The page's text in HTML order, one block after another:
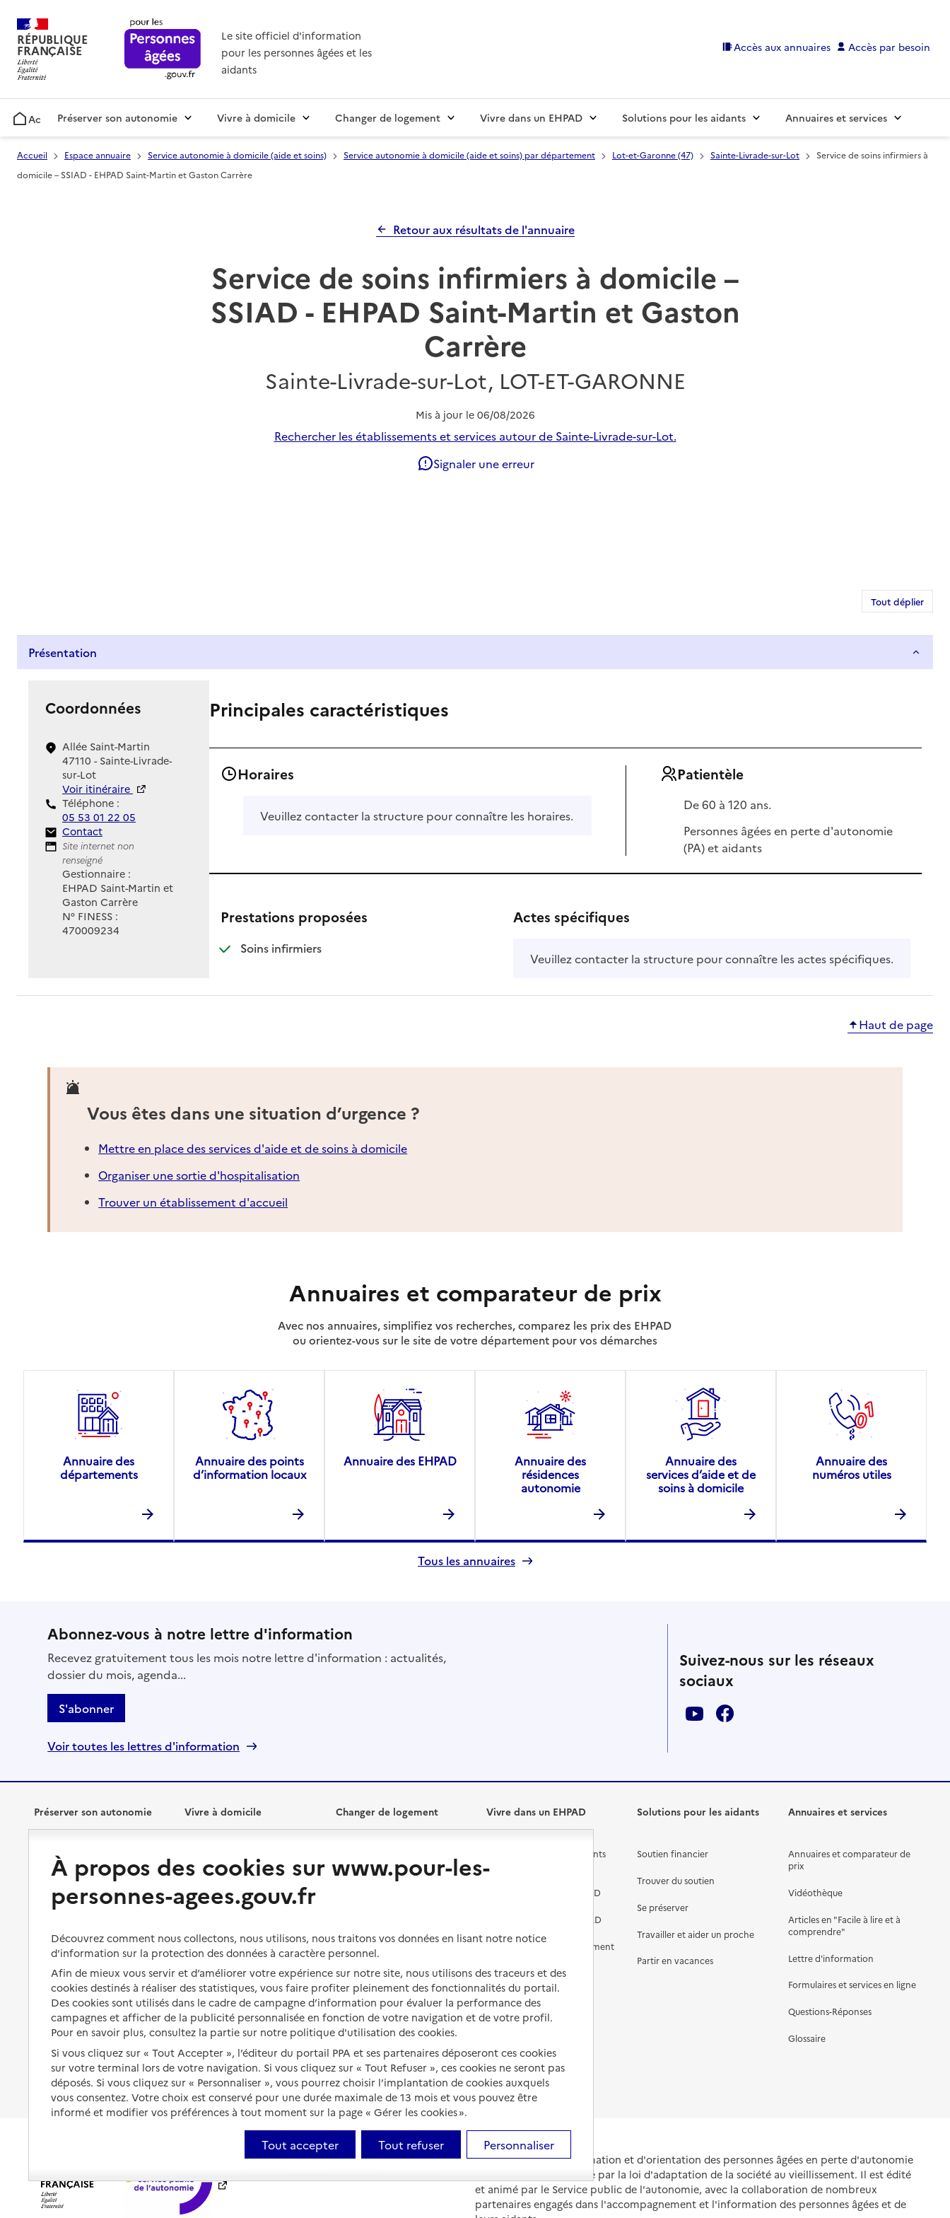
RÉPUBLIQUE
FRANÇAISE
Le site officiel d'information
pour les personnes âgées et les
aidants
Accès aux annuaires Accès par besoin
AccueilPréserver son autonomie Vivre à domicile Changer de logement Vivre dans un EHPAD Solutions pour les aidants Annuaires et services
Accueil Espace annuaire Service autonomie à domicile (aide et soins) Service autonomie à domicile (aide et soins) par département Lot-et-Garonne (47) Sainte-Livrade-sur-Lot
Service de soins infirmiers à
domicile – SSIAD - EHPAD Saint-Martin et Gaston Carrère
Retour aux résultats de l'annuaire
Service de soins infirmiers à domicile –
SSIAD - EHPAD Saint-Martin et Gaston
Carrère
Sainte-Livrade-sur-Lot, LOT-ET-GARONNE
Mis à jour le 06/08/2026
Rechercher les établissements et services autour de Sainte-Livrade-sur-Lot.
Signaler une erreur
Tout déplier
Présentation
Coordonnées
Allée Saint-Martin
47110 - Sainte-Livrade-
sur-Lot
Voir itinéraire
Téléphone :
05 53 01 22 05
Contact
Contact
Site Internet
Site internet non
renseigné
Gestionnaire :
EHPAD Saint-Martin et
Gaston Carrère
N° FINESS :
470009234
Principales caractéristiques
Horaires
Veuillez contacter la structure pour connaître les horaires.
Patientèle
De 60 à 120 ans.
Personnes âgées en perte d'autonomie
(PA) et aidants
Prestations proposées
Soins infirmiers: disponible
: non disponible
Actes spécifiques
Veuillez contacter la structure pour connaître les actes spécifiques.
Haut de page
Vous êtes dans une situation d’urgence ?
Mettre en place des services d'aide et de soins à domicile
Organiser une sortie d'hospitalisation
Trouver un établissement d'accueil
Annuaires et comparateur de prix
Avec nos annuaires, simplifiez vos recherches, comparez les prix des EHPAD
ou orientez-vous sur le site de votre département pour vos démarches
Annuaire des
départements
Annuaire des points
d’information locaux
Annuaire des EHPAD
Annuaire des
résidences
autonomie
Annuaire des
services d’aide et de
soins à domicile
Annuaire des
numéros utiles
Tous les annuaires
Abonnez-vous à notre lettre d'information
Recevez gratuitement tous les mois notre lettre d'information : actualités,
dossier du mois, agenda...
S'abonner
Voir toutes les lettres d'information
Suivez-nous sur les réseaux
sociaux
Préserver son autonomie
Perte d'autonomie : évaluation
et droits
Aménager son logement et
s'équiper
santé
Organiser à l'avance sa propre
protection
Les mesures de protection
Les obligations de la famille
À qui s’adresser ?
Les politiques du grand âge
Vivre à domicile
Aides financières
Solutions d'accueil temporaire
Partager son logement
Vivre à domicile avec une
maladie ou un handicap
Être hospitalisé
Fin de vie à domicile
Changer de logement
Vivre dans une résidence avec
Vivre en accueil familial
Autres solutions de logement
Vivre dans un EHPAD
Les différents établissements
Préparer l'entrée en EHPAD
Aides financières en EHPAD
Prévention, accompagnement
Comprendre les prix en
Droits en EHPAD
Fin de vie en EHPAD
Solutions pour les aidants
Soutien financier
Trouver du soutien
Se préserver
Travailler et aider un proche
Partir en vacances
Annuaires et services
Annuaires et comparateur de
prix
Vidéothèque
Articles en "Facile à lire et à
comprendre"
Lettre d'information
Formulaires et services en ligne
Questions-Réponses
Glossaire
Portail national d'information et d'orientation des personnes âgées en perte d'autonomie
et de leurs proches, créé par la loi d'adaptation de la société au vieillissement. Il est édité
et animé par le Service public de l'autonomie, avec la collaboration de nombreux
partenaires engagés dans l'accompagnement et l'information des personnes âgées et de
À propos des cookies sur www.pour-les-
personnes-agees.gouv.fr
Découvrez comment nous collectons, nous utilisons, nous traitons vos données en lisant notre notice
d’information sur la protection des données à caractère personnel.
Afin de mieux vous servir et d’améliorer votre expérience sur notre site, nous utilisons des traceurs et des
cookies destinés à réaliser des statistiques, vous faire profiter pleinement des fonctionnalités du portail.
Des cookies sont utilisés dans le cadre de campagne d’information pour évaluer la performance des
campagnes et afficher de la publicité personnalisée en fonction de votre navigation et de votre profil.
Pour en savoir plus, consultez la partie sur notre politique d'utilisation des cookies.
Si vous cliquez sur « Tout Accepter », l’éditeur du portail PPA et ses partenaires déposeront ces cookies
sur votre terminal lors de votre navigation. Si vous cliquez sur « Tout Refuser », ces cookies ne seront pas
déposés. Si vous cliquez sur « Personnaliser », vous pourrez choisir l’implantation de cookies auxquels
vous consentez. Votre choix est conservé pour une durée maximale de 13 mois et vous pouvez être
informé et modifier vos préférences à tout moment sur la page « Gérer les cookies ».
Tout accepter Tout refuser Personnaliser